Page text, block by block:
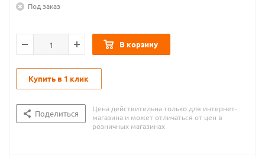
Под заказ
В корзину
Купить в 1 клик
Поделиться
Цена действительна только для интернет-
магазина и может отличаться от цен в
розничных магазинах